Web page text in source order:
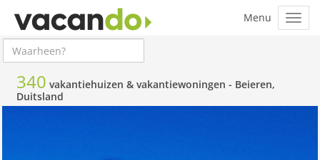
340 vakantiehuizen & vakantiewoningen - Beieren,
Duitsland